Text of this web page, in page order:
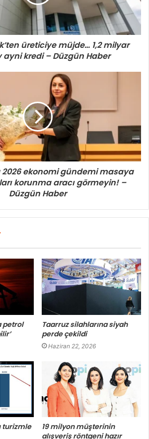
üreticiye müjde… 1,2 milyar
ayni kredi – Düzgün Haber
2026 ekonomi gündemi masaya
korunma aracı görmeyin! –
Düzgün Haber
petrol
Taarruz silahlarına siyah
perde çekildi
Haziran 22, 2026
turizmle
19 milyon müşterinin
alışveriş röntgeni hazır